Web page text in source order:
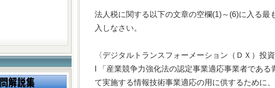
法人税に関する以下の文章の空欄(1)～(6)に入る
入しなさい。
〈デジタルトランスフォーメーション（ＤＸ）投資
I 「産業競争力強化法の認定事業適応事業者であ
て実施する情報技術事業適応の用に供するために